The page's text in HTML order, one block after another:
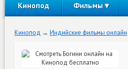
Кинопод Фильмы
Кинопод Индийские фильмы онлайн